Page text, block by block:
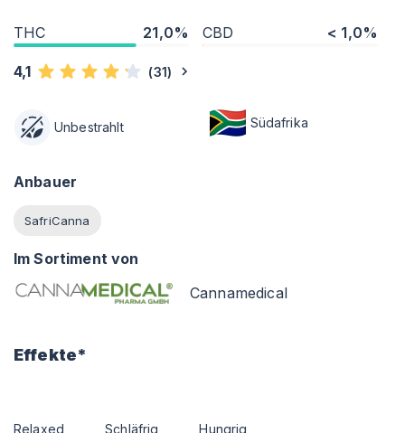
THC 21,0% CBD < 1,0%
4,1 (31)
Unbestrahlt Südafrika
Anbauer
SafriCanna
Im Sortiment von
Cannamedical
Effekte*
Relaxed Schläfrig Hungrig